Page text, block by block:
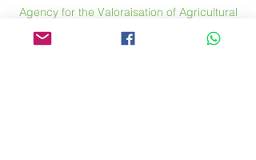
Agency for the Valoraisation of Agricultural